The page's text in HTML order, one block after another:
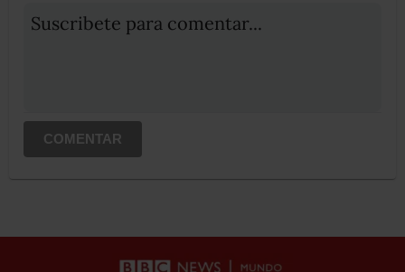
Suscribete para comentar...
COMENTAR